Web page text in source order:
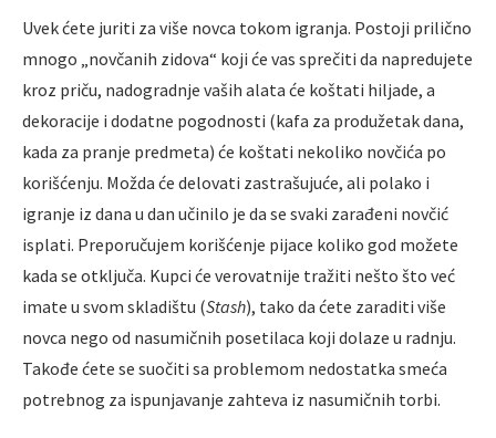
Uvek ćete juriti za više novca tokom igranja. Postoji prilično
mnogo „novčanih zidova“ koji će vas sprečiti da napredujete
kroz priču, nadogradnje vaših alata će koštati hiljade, a
dekoracije i dodatne pogodnosti (kafa za produžetak dana,
kada za pranje predmeta) će koštati nekoliko novčića po
korišćenju. Možda će delovati zastrašujuće, ali polako i
igranje iz dana u dan učinilo je da se svaki zarađeni novčić
isplati. Preporučujem korišćenje pijace koliko god možete
kada se otključa. Kupci će verovatnije tražiti nešto što već
imate u svom skladištu (Stash), tako da ćete zaraditi više
novca nego od nasumičnih posetilaca koji dolaze u radnju.
Takođe ćete se suočiti sa problemom nedostatka smeća
potrebnog za ispunjavanje zahteva iz nasumičnih torbi.